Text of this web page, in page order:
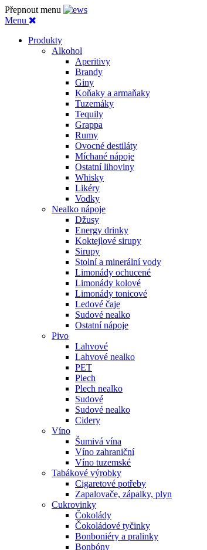
Přepnout menu
Menu
Produkty
Alkohol
Aperitivy
Brandy
Giny
Koňaky a armaňaky
Tuzemáky
Tequily
Grappa
Rumy
Ovocné destiláty
Míchané nápoje
Ostatní lihoviny
Whisky
Likéry
Vodky
Nealko nápoje
Džusy
Energy drinky
Koktejlové sirupy
Sirupy
Stolní a minerální vody
Limonády ochucené
Limonády kolové
Limonády tonicové
Ledové čaje
Sudové nealko
Ostatní nápoje
Pivo
Lahvové
Lahvové nealko
PET
Plech
Plech nealko
Sudové
Sudové nealko
Cidery
Víno
Šumivá vína
Víno zahraniční
Víno tuzemské
Tabákové výrobky
Cigaretové potřeby
Zapalovače, zápalky, plyn
Cukrovinky
Čokolády
Čokoládové tyčinky
Bonboniéry a pralinky
Bonbóny